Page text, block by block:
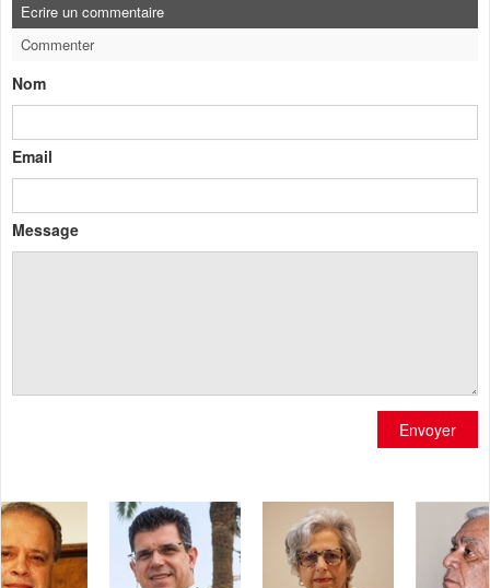
Ecrire un commentaire
Commenter
Nom
Email
Message
Envoyer